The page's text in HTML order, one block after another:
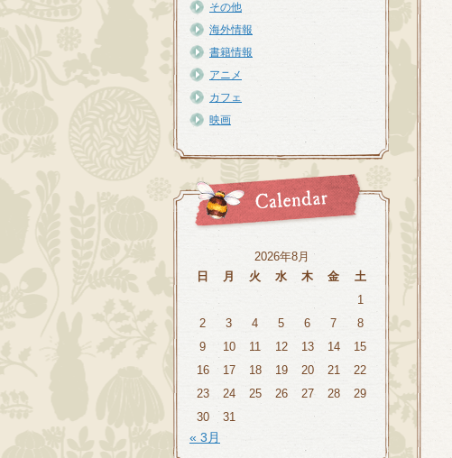
その他
海外情報
書籍情報
アニメ
カフェ
映画
2026年8月
日
月 火 水 木 金
土
1
2
3 4 5 6 7
8
9
10 11 12 13 14
15
16
17 18 19 20 21
22
23
24 25 26 27 28
29
30
31
« 3月